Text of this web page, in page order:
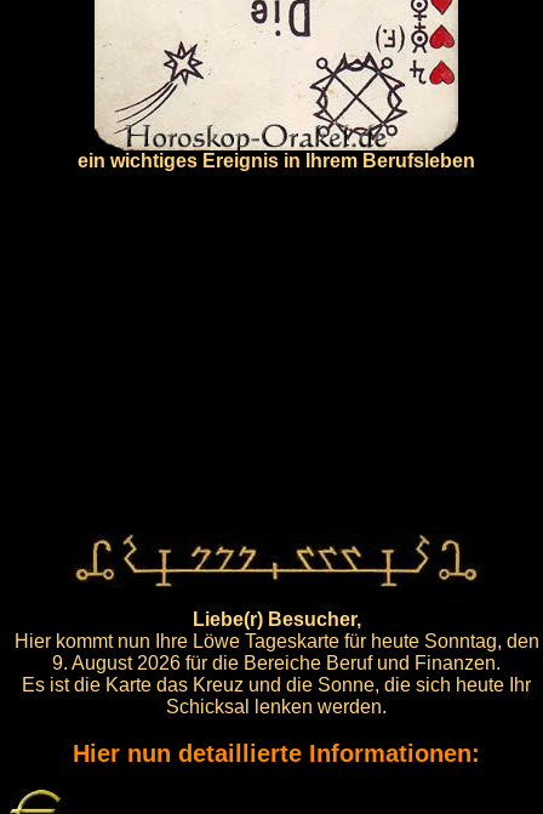
ein wichtiges Ereignis in Ihrem Berufsleben
Liebe(r) Besucher,
Hier kommt nun Ihre Löwe Tageskarte für heute Sonntag, den
9. August 2026 für die Bereiche Beruf und Finanzen.
Es ist die Karte das Kreuz und die Sonne, die sich heute Ihr
Schicksal lenken werden.
Hier nun detaillierte Informationen: